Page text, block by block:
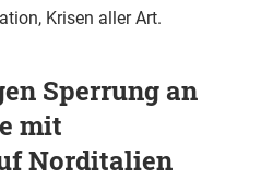
Krisen aller Art.
Sperrung an
mit
Norditalien